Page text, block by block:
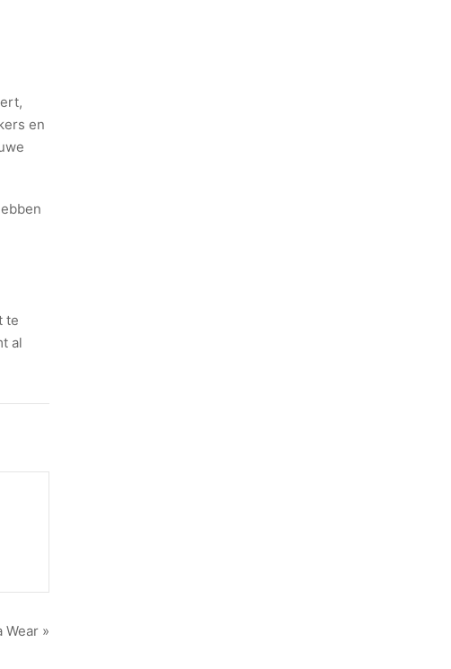
en
te
al
Wear »